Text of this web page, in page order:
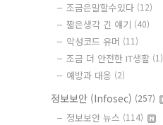
조금은말할수있다 (12)
짧은생각 긴 얘기 (40)
악성코드 유머 (11)
조금 더 안전한 IT생활 (1)
예방과 대응 (2)
정보보안 (Infosec) (257)
정보보안 뉴스 (114)